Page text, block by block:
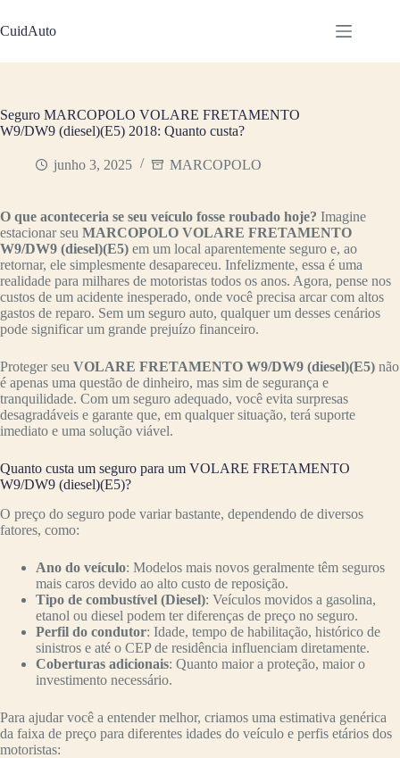
para
o
CuidAuto
Seguro MARCOPOLO VOLARE FRETAMENTO
W9/DW9 (diesel)(E5) 2018: Quanto custa?
junho 3, 2025 MARCOPOLO
O que aconteceria se seu veículo fosse roubado hoje? Imagine
estacionar seu MARCOPOLO VOLARE FRETAMENTO
W9/DW9 (diesel)(E5) em um local aparentemente seguro e, ao
retornar, ele simplesmente desapareceu. Infelizmente, essa é uma
realidade para milhares de motoristas todos os anos. Agora, pense nos
custos de um acidente inesperado, onde você precisa arcar com altos
gastos de reparo. Sem um seguro auto, qualquer um desses cenários
pode significar um grande prejuízo financeiro.
Proteger seu VOLARE FRETAMENTO W9/DW9 (diesel)(E5) não
é apenas uma questão de dinheiro, mas sim de segurança e
tranquilidade. Com um seguro adequado, você evita surpresas
desagradáveis e garante que, em qualquer situação, terá suporte
imediato e uma solução viável.
Quanto custa um seguro para um VOLARE FRETAMENTO
W9/DW9 (diesel)(E5)?
O preço do seguro pode variar bastante, dependendo de diversos
fatores, como:
Ano do veículo: Modelos mais novos geralmente têm seguros
mais caros devido ao alto custo de reposição.
Tipo de combustível (Diesel): Veículos movidos a gasolina,
etanol ou diesel podem ter diferenças de preço no seguro.
Perfil do condutor: Idade, tempo de habilitação, histórico de
sinistros e até o CEP de residência influenciam diretamente.
Coberturas adicionais: Quanto maior a proteção, maior o
investimento necessário.
Para ajudar você a entender melhor, criamos uma estimativa genérica
da faixa de preço para diferentes idades do veículo e perfis etários dos
motoristas: